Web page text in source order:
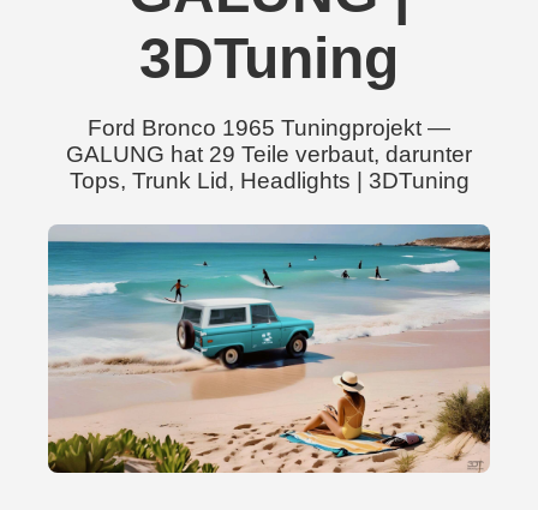
3DTuning
Ford Bronco 1965 Tuningprojekt —
GALUNG hat 29 Teile verbaut, darunter
Tops, Trunk Lid, Headlights | 3DTuning